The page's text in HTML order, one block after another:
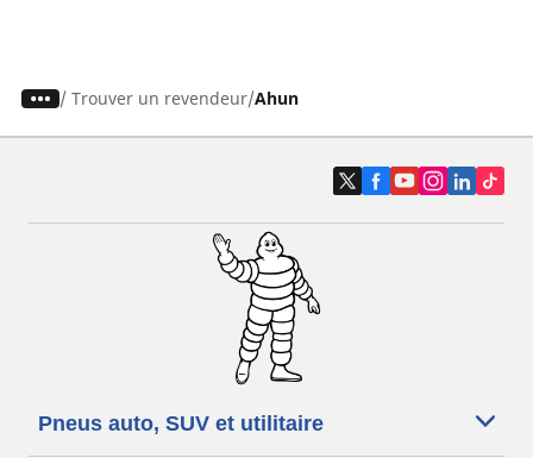
/ Trouver un revendeur Ahun
Pneus auto, SUV et utilitaire